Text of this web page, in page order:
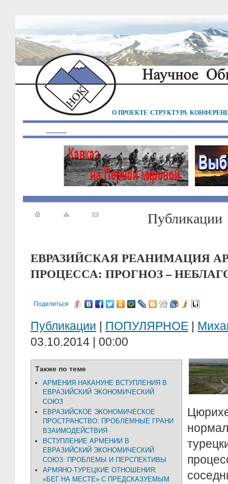
О ПРОЕКТЕ СТРУКТУРА
Публикации
ЕВРАЗИЙСКАЯ РЕАНИМАЦИЯ
ПРОЦЕССА: ПРОГНОЗ –
Поделиться
Публикации | ПОПУЛЯРНОЕ |
03.10.2014 | 00:00
Также по теме
АРМЕНИЯ НАКАНУНЕ ВСТУПЛЕНИЯ В
ЕВРАЗИЙСКИЙ ЭКОНОМИЧЕСКИЙ
СОЮЗ
ЕВРАЗИЙСКОЕ ЭКОНОМИЧЕСКОЕ
ПРОСТРАНСТВО: ПРОБЛЕМНЫЕ ГРАНИ
ВЗАИМОДЕЙСТВИЯ
ВСТУПЛЕНИЕ АРМЕНИИ В
ЕВРАЗИЙСКИЙ ЭКОНОМИЧЕСКИЙ
СОЮЗ: ПРОБЛЕМЫ И ПЕРСПЕКТИВЫ
АРМЯНО-ТУРЕЦКИЕ ОТНОШЕНИЯ:
«БЕГ НА МЕСТЕ» С ПРЕДСКАЗУЕМЫМ